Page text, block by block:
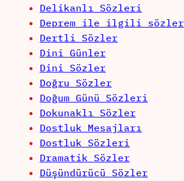
Delikanlı Sözleri
Deprem ile ilgili sözler
Dertli Sözler
Dini Günler
Dini Sözler
Doğru Sözler
Doğum Günü Sözleri
Dokunaklı Sözler
Dostluk Mesajları
Dostluk Sözleri
Dramatik Sözler
Düşündürücü Sözler